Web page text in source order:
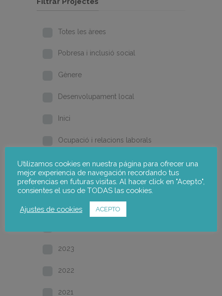
Totes les àrees
Pobresa i inclusió social
Gènere
Desenvolupament local
Inici
Ocupació i relacions laborals
Formació i qualificació
2026
2025
2023
2022
2021
Utilizamos cookies en nuestra página para ofrecer una
mejor experiencia de navegación recordando tus
preferencias en futuras visitas. Al hacer click en "Acepto",
consientes el uso de TODAS las cookies.
Ajustes de cookies ACEPTO